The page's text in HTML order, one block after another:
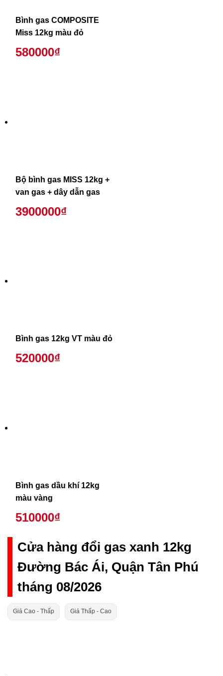
Bình gas COMPOSITE
Miss 12kg màu đỏ
580000₫
Bộ bình gas MISS 12kg +
van gas + dây dẫn gas
3900000₫
Bình gas 12kg VT màu đỏ
520000₫
Bình gas dầu khí 12kg
màu vàng
510000₫
Cửa hàng đổi gas xanh 12kg
Đường Bác Ái, Quận Tân Phú
tháng 08/2026
Giá Cao - Thấp Giá Thấp - Cao